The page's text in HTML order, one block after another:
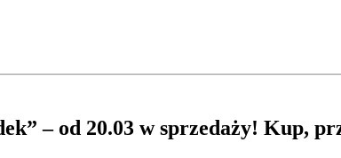
– od 20.03 w sprzedaży! Kup,